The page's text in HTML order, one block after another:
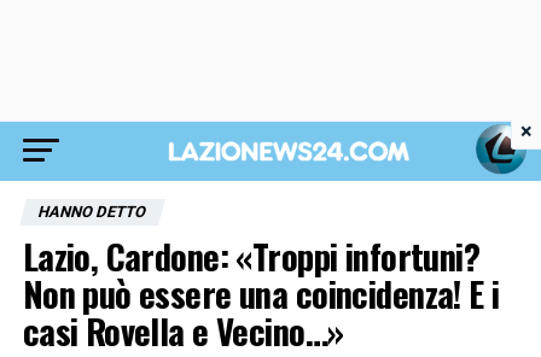
HANNO DETTO
Lazio, Cardone: «Troppi infortuni?
Non può essere una coincidenza! E i
casi Rovella e Vecino…»
×